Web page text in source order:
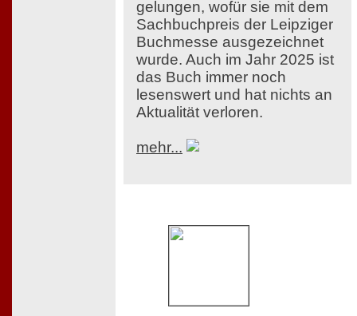
gelungen, wofür sie mit dem
Sachbuchpreis der Leipziger
Buchmesse ausgezeichnet
wurde. Auch im Jahr 2025 ist
das Buch immer noch
lesenswert und hat nichts an
Aktualität verloren.
mehr...